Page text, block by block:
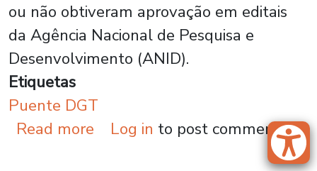
ou não obtiveram aprovação em editais
da Agência Nacional de Pesquisa e
Desenvolvimento (ANID).
Etiquetas
Puente DGT
Read more about O Puente DGT abre
Log in to post comments